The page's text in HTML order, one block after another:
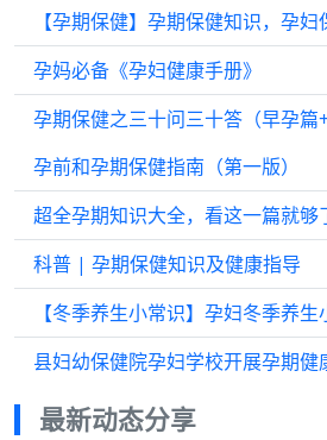
【孕期保健】孕期保健知识，孕
孕妈必备《孕妇健康手册》
孕期保健之三十问三十答（早孕篇
孕前和孕期保健指南（第一版）
超全孕期知识大全，看这一篇就够
科普 | 孕期保健知识及健康指导
【冬季养生小常识】孕妇冬季养生
最新动态分享